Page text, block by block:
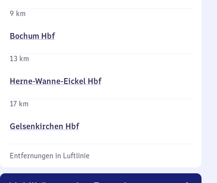
9 km
Bochum Hbf
13 km
Herne-Wanne-Eickel Hbf
17 km
Gelsenkirchen Hbf
Entfernungen in Luftlinie